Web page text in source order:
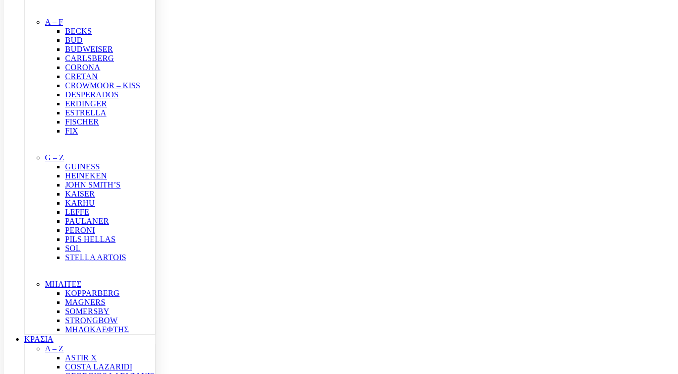
A – F
BECKS
BUD
BUDWEISER
CARLSBERG
CORONA
CRETAN
CROWMOOR – KISS
DESPERADOS
ERDINGER
ESTRELLA
FISCHER
FIX
G – Z
GUINESS
HEINEKEN
JOHN SMITH’S
KAISER
KARHU
LEFFE
PAULANER
PERONI
PILS HELLAS
SOL
STELLA ARTOIS
ΜΗΛΙΤΕΣ
KOPPARBERG
MAGNERS
SOMERSBY
STRONGBOW
ΜΗΛΟΚΛΕΦΤΗΣ
ΚΡΑΣΙΑ
A – Z
ASTIR X
COSTA LAZARIDI